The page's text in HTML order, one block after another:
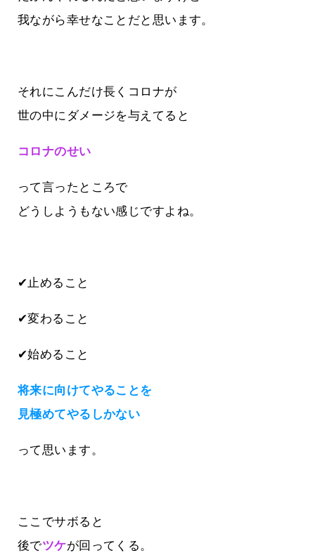
我ながら幸せなことだと思います。
それにこんだけ長くコロナが
世の中にダメージを与えてると
コロナのせい
って言ったところで
どうしようもない感じですよね。
✔止めること
✔変わること
✔始めること
将来に向けてやることを
見極めてやるしかない
って思います。
ここでサボると
後でツケが回ってくる。